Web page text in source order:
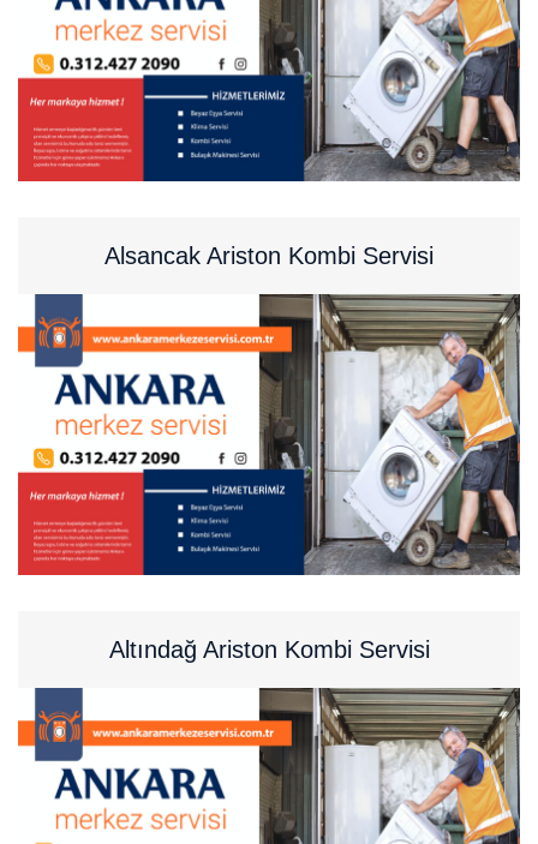
Alsancak Ariston Kombi Servisi
Altındağ Ariston Kombi Servisi